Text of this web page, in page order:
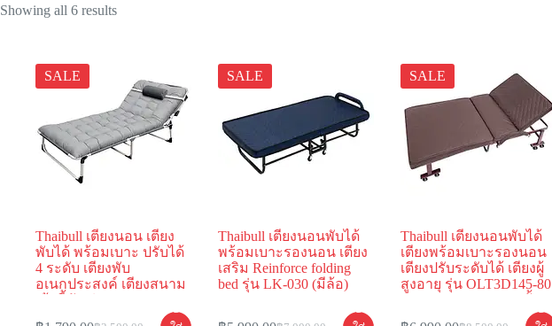
Showing all 6 results
SALE
Thaibull เตียงนอน เตียง
พับได้ พร้อมเบาะ ปรับได้
4 ระดับ เตียงพับ
อเนกประสงค์ เตียงสนาม
SALE
Thaibull เตียงนอนพับได้
พร้อมเบาะรองนอน เตียง
เสริม Reinforce folding
bed รุ่น LK-030 (มีล้อ)
SALE
Thaibull เตียงนอนพับได้
เตียงพร้อมเบาะรองนอน
เตียงปรับระดับได้ เตียงผู้
สูงอายุ รุ่น OLT3D145-80